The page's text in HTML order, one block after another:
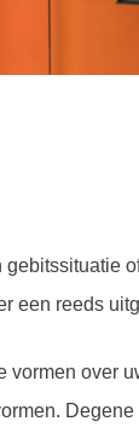
een reeds
over